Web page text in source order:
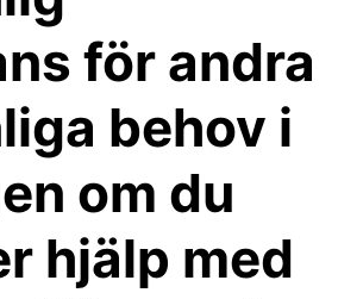
för andra
behov i
om du
hjälp med